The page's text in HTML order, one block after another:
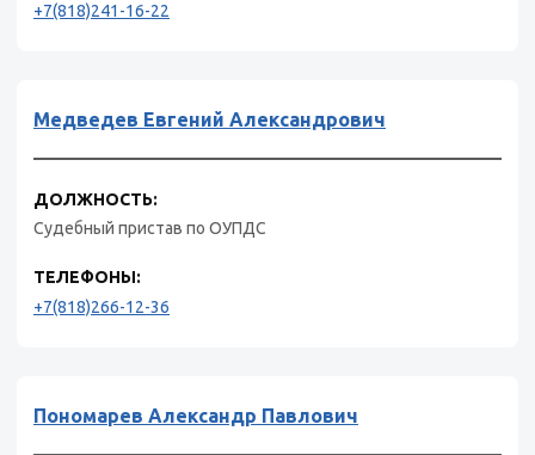
+7(818)241-16-22
Медведев Евгений Александрович
ДОЛЖНОСТЬ:
Судебный пристав по ОУПДС
ТЕЛЕФОНЫ:
+7(818)266-12-36
Пономарев Александр Павлович